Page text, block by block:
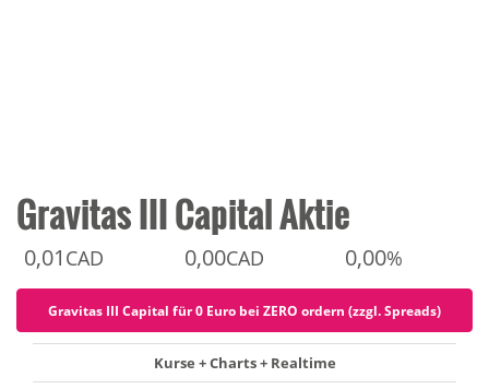
Gravitas III Capital Aktie
0,01 CAD 0,00CAD 0,00%
Gravitas III Capital für 0 Euro bei ZERO ordern (zzgl. Spreads)
Kurse + Charts + Realtime